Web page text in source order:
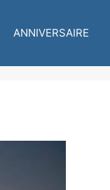
ANNIVERSAIRE